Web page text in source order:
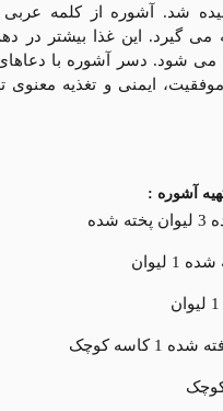
شد. آشوره از کلمه عربی
می گیرد. این غذا بیشتر در
می شود. دسر آشوره با
ایمنی و تغذیه معنوی
آشوره :
لیوان
کاسه کوچک